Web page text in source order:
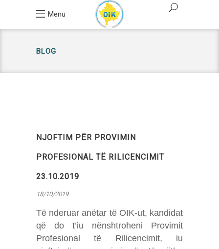
Menu
BLOG
NJOFTIM PËR PROVIMIN
PROFESIONAL TË RILICENCIMIT
23.10.2019
18/10/2019
Të nderuar anëtar të OIK-ut, kandidat
që do t’iu nënshtroheni Provimit
Profesional të Rilicencimit, iu